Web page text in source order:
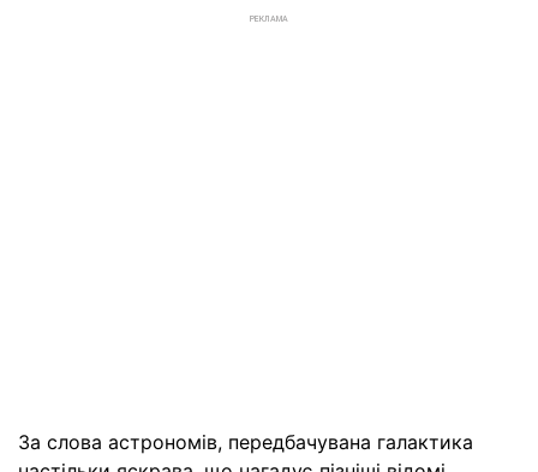
РЕКЛАМА
За слова астрономів, передбачувана галактика